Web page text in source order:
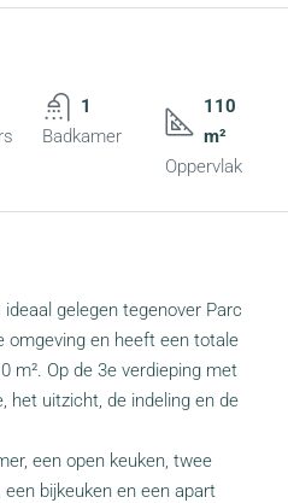
1
Badkamer
110
m²
Oppervlak
gelegen tegenover Parc
omgeving en heeft een totale
m². Op de 3e verdieping met
het uitzicht, de indeling en de
een open keuken, twee
bijkeuken en een apart